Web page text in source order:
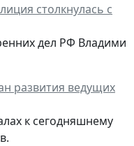
столкнулась с
дел РФ Владимир
развития ведущих
к сегодняшнему